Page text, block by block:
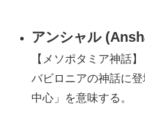
アンシャル
【メソポタミア神話】
バビロニアの神話に
中心」を意味する。